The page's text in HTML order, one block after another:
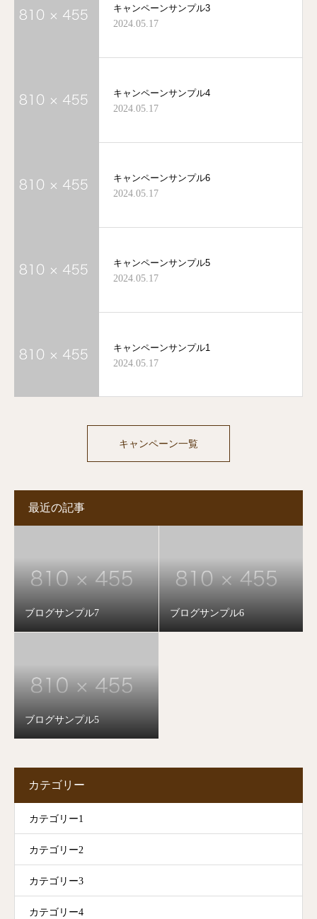
キャンペーンサンプル3
2024.05.17
キャンペーンサンプル4
2024.05.17
キャンペーンサンプル6
2024.05.17
キャンペーンサンプル5
2024.05.17
キャンペーンサンプル1
2024.05.17
キャンペーン一覧
最近の記事
ブログサンプル7 ブログサンプル6
ブログサンプル5
カテゴリー
カテゴリー1
カテゴリー2
カテゴリー3
カテゴリー4